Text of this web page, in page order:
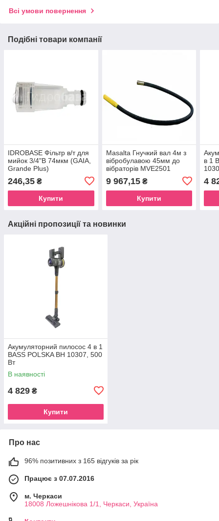
Всі умови повернення
Подібні товари компанії
IDROBASE Фільтр в/т для
мийок 3/4"В 74мкм (GAIA,
Grande Plus)
246,35 ₴
Купити
Masalta Гнучкий вал 4м з
вібробулавою 45мм до
вібраторів MVE2501
9 967,15₴
Купити
в 1
4
Акційні пропозиції та новинки
Акумуляторний пилосос 4 в 1
BASS POLSKA BH 10307, 500
Вт
В наявності
4 829 ₴
Купити
Про нас
96% позитивних з 165 відгуків за рік
Працює з 07.07.2016
м. Черкаси
18008 Ложешнікова 1/1, Черкаси, Україна